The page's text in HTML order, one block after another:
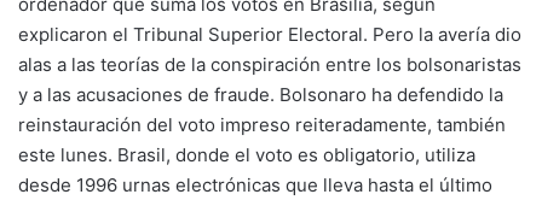
explicaron el Tribunal Superior Electoral. Pero la avería dio
alas a las teorías de la conspiración entre los bolsonaristas
y a las acusaciones de fraude. Bolsonaro ha defendido la
reinstauración del voto impreso reiteradamente, también
este lunes. Brasil, donde el voto es obligatorio, utiliza
desde 1996 urnas electrónicas que lleva hasta el último